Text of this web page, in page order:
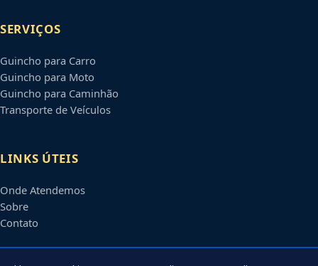
SERVIÇOS
Guincho para Carro
Guincho para Moto
Guincho para Caminhão
Transporte de Veículos
LINKS ÚTEIS
Onde Atendemos
Sobre
Contato